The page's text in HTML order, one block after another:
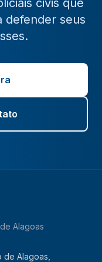
civis que
defender seus
Alagoas
Alagoas,